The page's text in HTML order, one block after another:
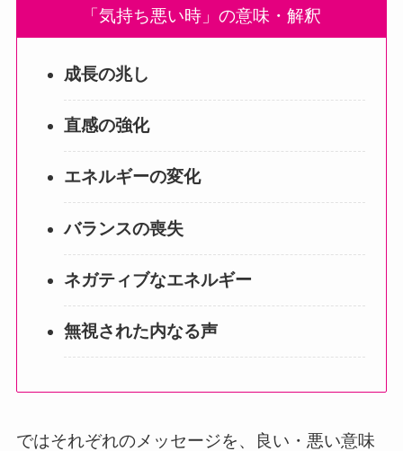
「気持ち悪い時」の意味・解釈
成長の兆し
直感の強化
エネルギーの変化
バランスの喪失
ネガティブなエネルギー
無視された内なる声
ではそれぞれのメッセージを、良い・悪い意味